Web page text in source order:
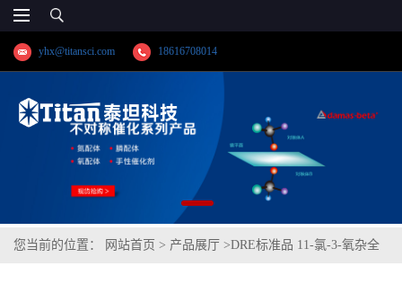
yhx@titansci.com 18616708014
您当前的位置： 网站首页 > 产品展厅 >DRE标准品 11-氯-3-氧杂全